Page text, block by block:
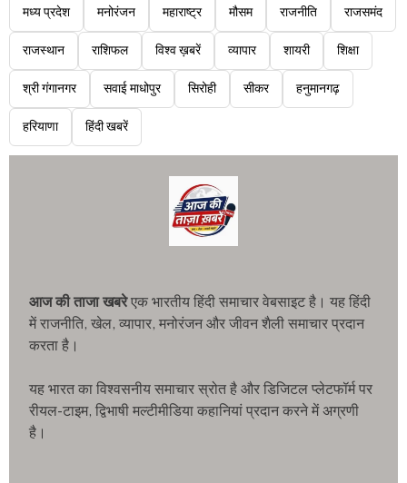
मध्य प्रदेश मनोरंजन महाराष्ट्र मौसम राजनीति राजसमंद
राजस्थान राशिफल विश्व ख़बरें व्यापार शायरी शिक्षा
श्री गंगानगर सवाई माधोपुर सिरोही सीकर हनुमानगढ़
हरियाणा हिंदी खबरें
आज की ताजा खबरेएक भारतीय हिंदी समाचार वेबसाइट है। यह हिंदी
में राजनीति, खेल, व्यापार, मनोरंजन और जीवन शैली समाचार प्रदान
करता है।
यह भारत का विश्वसनीय समाचार स्रोत है और डिजिटल प्लेटफॉर्म पर
रीयल-टाइम, द्विभाषी मल्टीमीडिया कहानियां प्रदान करने में अग्रणी
है।